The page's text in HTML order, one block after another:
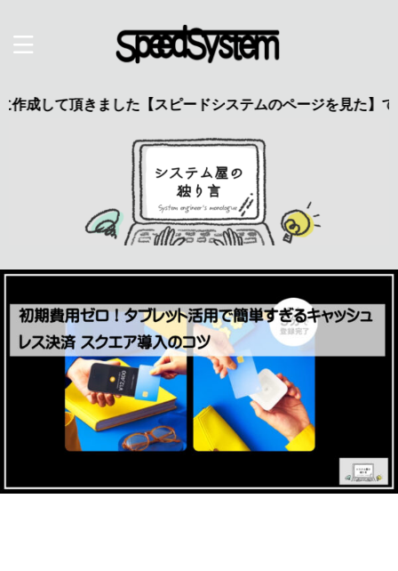
した【スピードシステムのページを見た】で特典あり 興